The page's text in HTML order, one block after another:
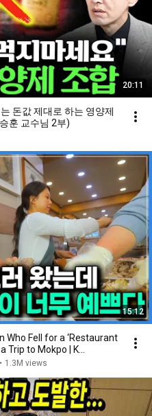
20:11
돈값 제대로 하는 영양제
훈 교수님 2부)
15:12
Who Fell for a ‘Restaurant
Trip to Mokpo | K...
• 1.3M views